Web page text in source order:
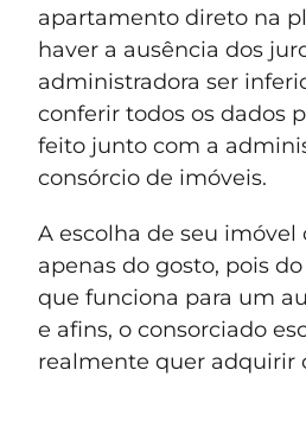
apartamento direto na
haver a ausência dos
administradora ser
conferir todos os dados
feito junto com a
consórcio de imóveis.
A escolha de seu imóvel
apenas do gosto, pois
que funciona para um
e afins, o consorciado
realmente quer adquirir